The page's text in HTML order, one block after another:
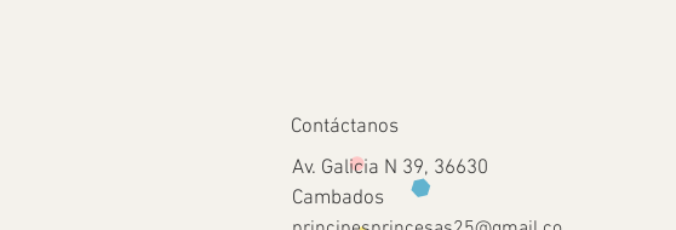
Contáctanos
Av. Galicia N 39, 36630
Cambados